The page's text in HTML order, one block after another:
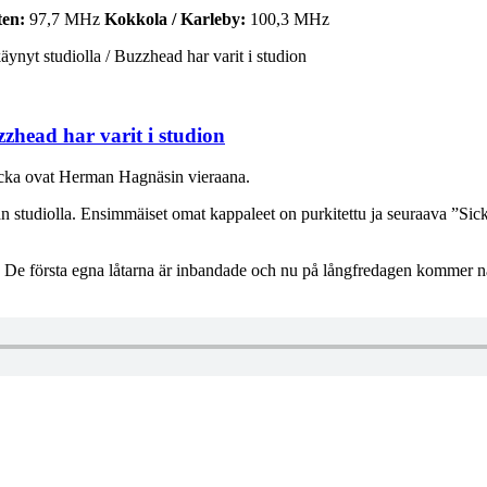
97,7 MHz Kokkola / Karleby: 100,3 MHz
studiolla / Buzzhead har varit i studion
har varit i studion
ovat Herman Hagnäsin vieraana.
studiolla. Ensimmäiset omat kappaleet on purkitettu ja seuraava
första egna låtarna är inbandade och nu på långfredagen